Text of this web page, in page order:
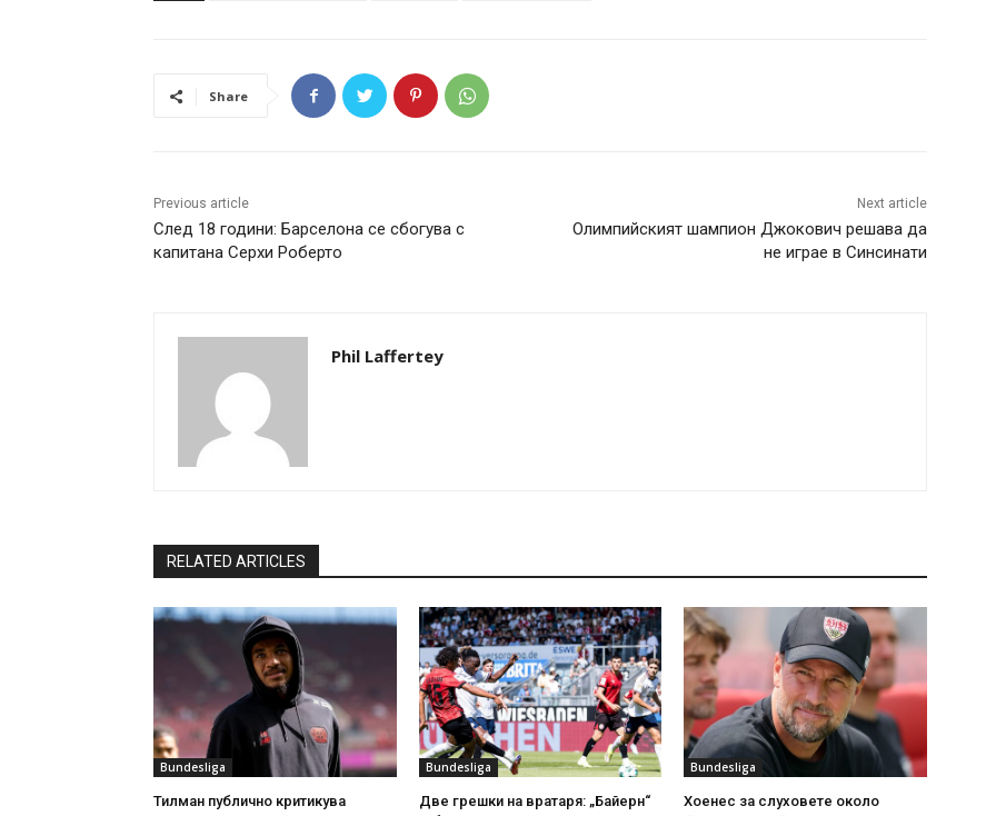
Share
Previous article
След 18 години: Барселона се сбогува с
капитана Серхи Роберто
Next article
Олимпийският шампион Джокович решава да
не играе в Синсинати
Phil Laffertey
RELATED ARTICLES
Bundesliga
Тилман публично критикува
Bundesliga
Две грешки на вратаря: „Байерн“
Bundesliga
Хоенес за слуховете около